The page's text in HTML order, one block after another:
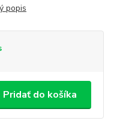
popis
Pridať do košíka